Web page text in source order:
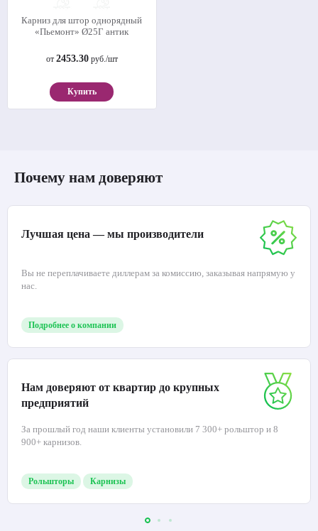
Карниз для штор однорядный
«Пьемонт» Ø25Г антик
от 2453.30руб./шт
Купить
Почему нам доверяют
Лучшая цена — мы производители
Вы не переплачиваете диллерам за комиссию, заказывая напрямую у
нас.
Подробнее о компании
Нам доверяют от квартир до крупных
предприятий
За прошлый год наши клиенты установили 7 300+ рольштор и 8
900+ карнизов.
Рольшторы Карнизы